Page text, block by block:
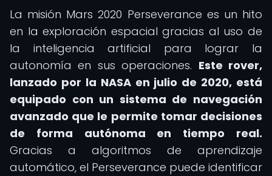
La misión Mars 2020 Perseverance es un hito
en la exploración espacial gracias al uso de
la inteligencia artificial para lograr la
autonomía en sus operaciones. Este rover,
lanzado por la NASA en julio de 2020, está
equipado con un sistema de navegación
avanzado que le permite tomar decisiones
de forma autónoma en tiempo real.
Gracias a algoritmos de aprendizaje
automático, el Perseverance puede identificar